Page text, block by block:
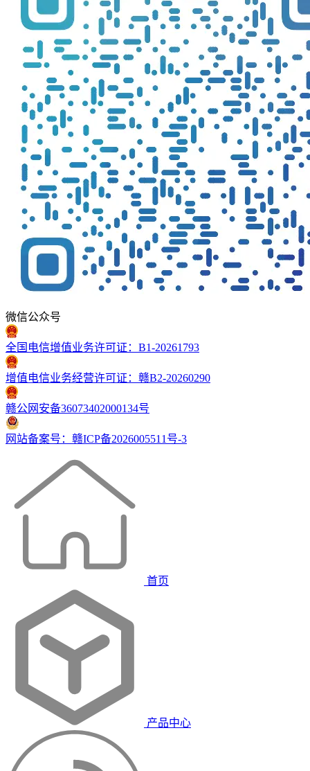
微信公众号
全国电信增值业务许可证：B1-20261793
增值电信业务经营许可证：赣B2-20260290
赣公网安备36073402000134号
网站备案号：赣ICP备2026005511号-3
首页
产品中心